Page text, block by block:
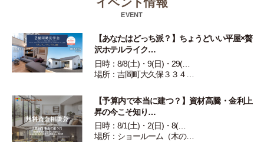
イベント情報
EVENT
【あなたはどっち派？】ちょうどいい平屋×贅
沢ホテルライク…
日時：8/8(土)・9(日)・29(…
場所：吉岡町大久保３３４…
【予算内で本当に建つ？】資材高騰・金利上
昇の今こそ知り…
日時：8/1(土)・2(日)・8(…
場所：ショールーム（木の…